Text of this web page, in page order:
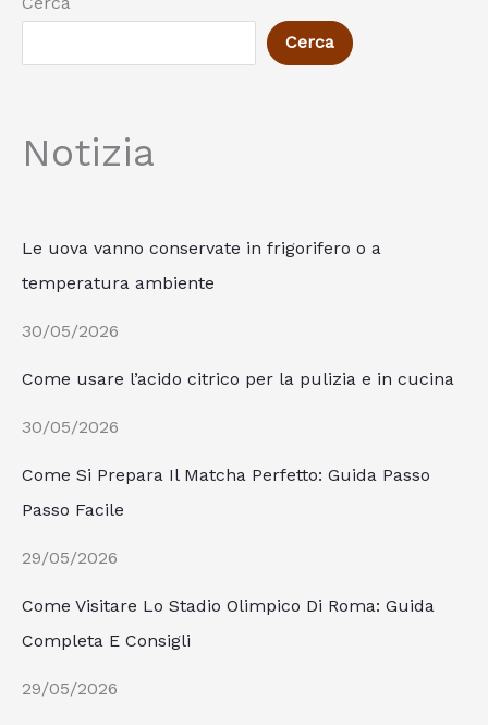
Cerca
Notizia
Le uova vanno conservate in frigorifero o a
temperatura ambiente
30/05/2026
Come usare l’acido citrico per la pulizia e in cucina
30/05/2026
Come Si Prepara Il Matcha Perfetto: Guida Passo
Passo Facile
29/05/2026
Come Visitare Lo Stadio Olimpico Di Roma: Guida
Completa E Consigli
29/05/2026